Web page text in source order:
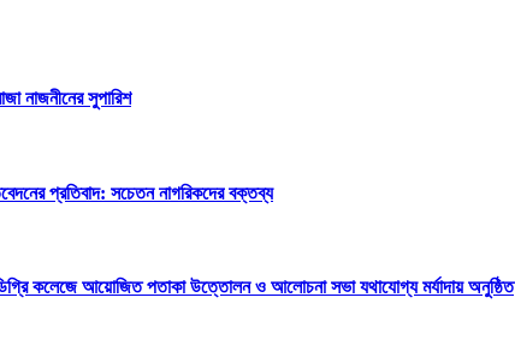
নাজনীনের সুপারিশ
প্রতিবাদ: সচেতন নাগরিকদের বক্তব্য
কলেজে আয়োজিত পতাকা উত্তোলন ও আলোচনা সভা যথাযোগ্য মর্যাদায় অনুষ্ঠিত